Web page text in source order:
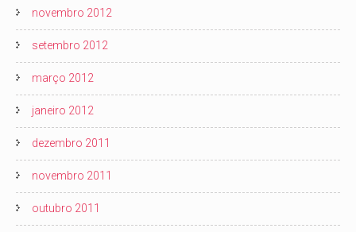
novembro 2012
setembro 2012
março 2012
janeiro 2012
dezembro 2011
novembro 2011
outubro 2011